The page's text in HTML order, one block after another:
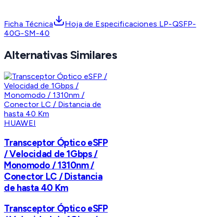
Ficha Técnica
Hoja de Especificaciones LP-QSFP-
40G-SM-40
Alternativas Similares
HUAWEI
Transceptor Óptico eSFP
/ Velocidad de 1Gbps /
Monomodo / 1310nm /
Conector LC / Distancia
de hasta 40 Km
Transceptor Óptico eSFP